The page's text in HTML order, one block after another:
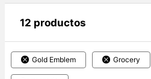
12 productos
Gold Emblem Grocery